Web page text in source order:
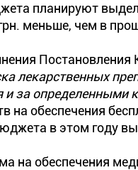
планируют
меньше, чем в
лекарственных
и за определенными
на обеспечения
в этом году
на обеспечения